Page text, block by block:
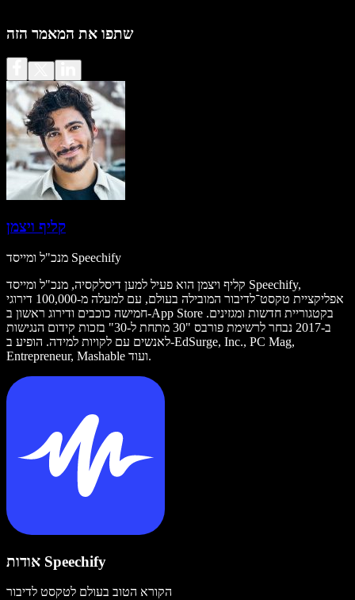
שתפו את המאמר הזה
קליף ויצמן
מנכ"ל ומייסד Speechify
קליף ויצמן הוא פעיל למען דיסלקסיה, מנכ"ל ומייסד Speechify,
אפליקציית טקסט־לדיבור המובילה בעולם, עם למעלה מ-100,000 דירוגי
חמישה כוכבים ודירוג ראשון ב-App Store בקטגוריית חדשות ומגזינים.
ב-2017 נבחר לרשימת פורבס "30 מתחת ל-30" בזכות קידום הנגישות
לאנשים עם לקויות למידה. הופיע ב-EdSurge, Inc., PC Mag,
Entrepreneur, Mashable ועוד.
אודות Speechify
הקורא הטוב בעולם לטקסט לדיבור